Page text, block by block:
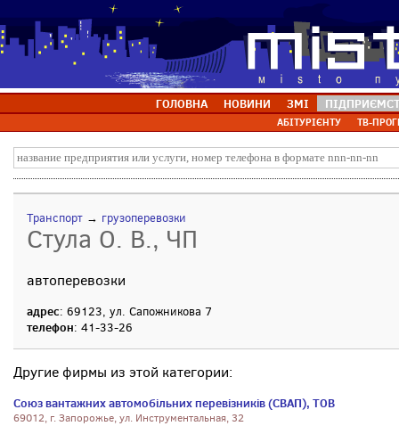
ГОЛОВНА НОВИНИ ЗМІ
АБІТУРІЄНТУ ТВ-
Транспорт → грузоперевозки
Стула О. В., ЧП
автоперевозки
адрес: 69123, ул. Сапожникова 7
телефон: 41-33-26
Другие фирмы из этой категории:
Союз вантажних автомобільних перевізників (СВАП), ТОВ
69012, г. Запорожье, ул. Инструментальная, 32